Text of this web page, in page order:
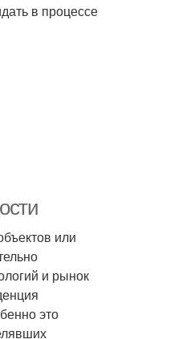
в процессе
или
и рынок
это